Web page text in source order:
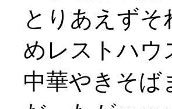
とりあえず
めレストハウ
中華やきそ